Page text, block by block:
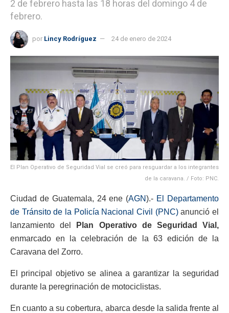
2 de febrero hasta las 18 horas del domingo 4 de
febrero.
por Lincy Rodríguez 24 de enero de 2024
El Plan Operativo de Seguridad Vial se creó para resguardar a los integrantes
de la caravana. / Foto: PNC.
Ciudad de Guatemala, 24 ene (AGN).- El Departamento
de Tránsito de la Policía Nacional Civil (PNC)anunció el
lanzamiento del
Plan Operativo de Seguridad Vial,
enmarcado en la celebración de la 63 edición de la
Caravana del Zorro.
El principal objetivo se alinea a garantizar la seguridad
durante la peregrinación de motociclistas.
En cuanto a su cobertura, abarca desde la salida frente al